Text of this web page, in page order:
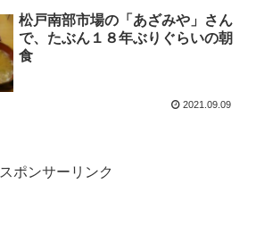
松戸南部市場の「あざみや」さん
で、たぶん１８年ぶりぐらいの朝
食
2021.09.09
スポンサーリンク